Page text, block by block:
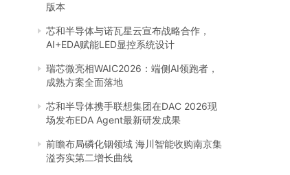
版本
芯和半导体与诺瓦星云宣布战略合作，
AI+EDA赋能LED显控系统设计
瑞芯微亮相WAIC2026：端侧AI领跑者，
成熟方案全面落地
芯和半导体携手联想集团在DAC 2026现
场发布EDA Agent最新研发成果
前瞻布局磷化铟领域 海川智能收购南京集
溢夯实第二增长曲线